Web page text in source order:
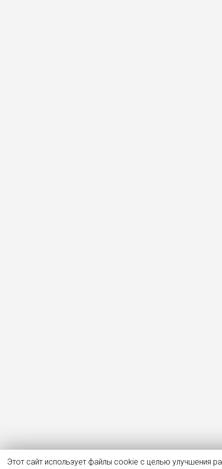
Этот сайт использует файлы cookie с целью улучшения